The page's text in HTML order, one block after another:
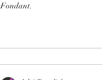
Fondant.